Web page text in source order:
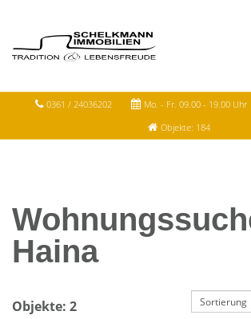
0361 / 24036202 Mo. - Fr. 09.00 - 19.00 Uhr
Objekte: 184
Haina
Objekte: 2